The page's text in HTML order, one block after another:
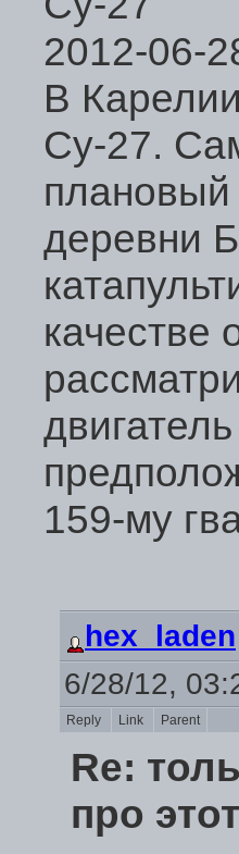
2012-06-
В
Су-27.
плановый
деревни
качестве
159-му
hex_laden
6/28/12,
Reply Link Parent
Re:
про